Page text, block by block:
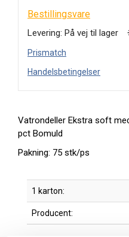
Bestillingsvare
Levering: På vej til lager
Prismatch
Handelsbetingelser
Vatrondeller Ekstra soft
pct Bomuld
Pakning: 75 stk/ps
1 karton:
Producent: